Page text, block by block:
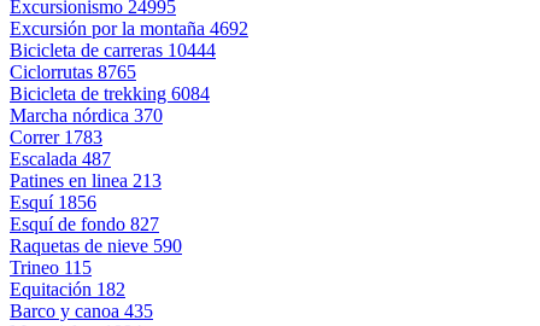
Excursionismo 24995
Excursión por la montaña 4692
Bicicleta de carreras 10444
Ciclorrutas 8765
Bicicleta de trekking 6084
Marcha nórdica 370
Correr 1783
Escalada 487
Patines en linea 213
Esquí 1856
Esquí de fondo 827
Raquetas de nieve 590
Trineo 115
Equitación 182
Barco y canoa 435